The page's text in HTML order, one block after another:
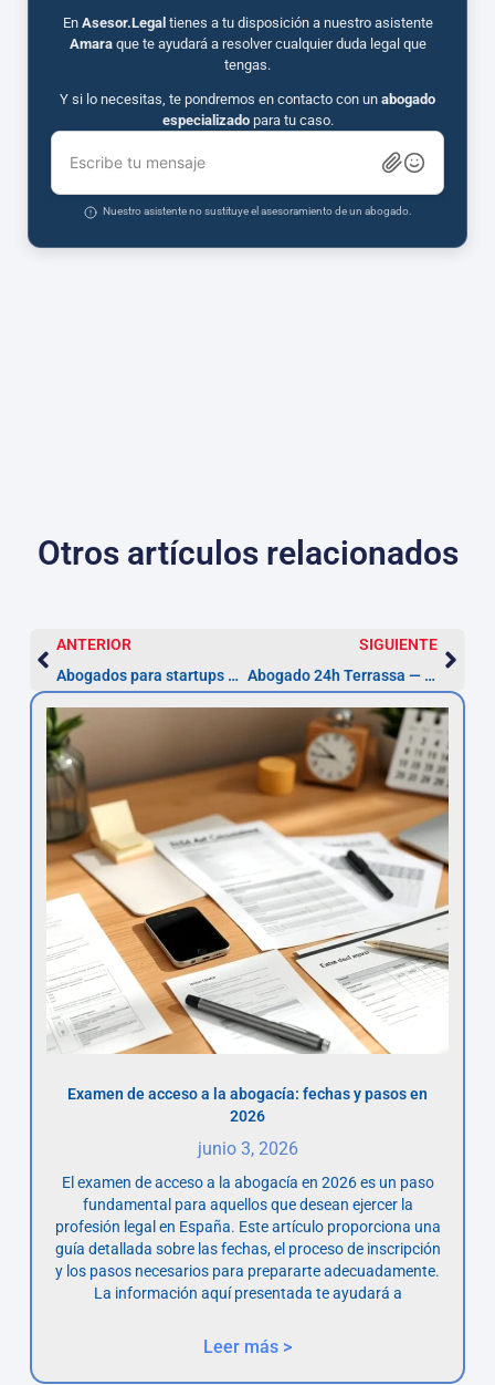
En Asesor.Legal tienes a tu disposición a nuestro asistente
Amaraque te ayudará a resolver cualquier duda legal que
tengas.
Y si lo necesitas, te pondremos en contacto con un abogado
especializadopara tu caso.
Escribe tu mensaje
Nuestro asistente no sustituye el asesoramiento de un abogado.
Otros artículos relacionados
ANTERIOR
Abogados para startups en Terrassa — SL desde 3.000 €
SIGUIENTE
Abogado 24h Terrassa — Defensa penal urgente (72h)
Examen de acceso a la abogacía: fechas y pasos en
2026
junio 3, 2026
El examen de acceso a la abogacía en 2026 es un paso
fundamental para aquellos que desean ejercer la
profesión legal en España. Este artículo proporciona una
guía detallada sobre las fechas, el proceso de inscripción
y los pasos necesarios para prepararte adecuadamente.
La información aquí presentada te ayudará a
Leer más >